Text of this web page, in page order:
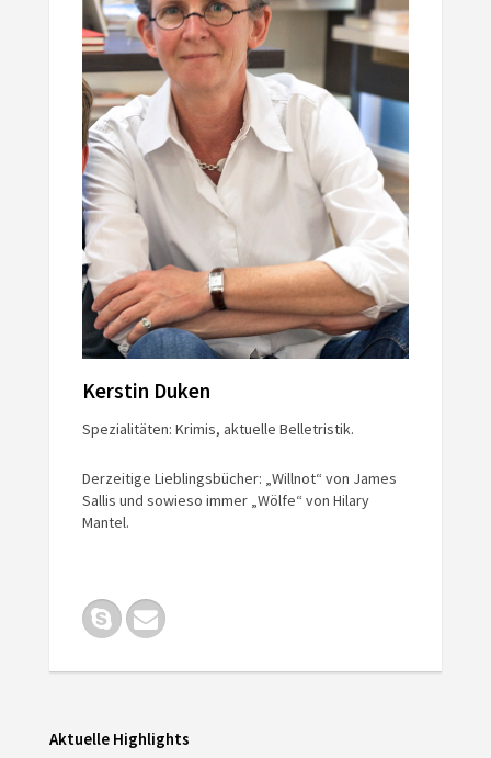
Kerstin Duken
Spezialitäten: Krimis, aktuelle Belletristik.
Derzeitige Lieblingsbücher: „Willnot“ von James
Sallis und sowieso immer „Wölfe“ von Hilary
Mantel.
Aktuelle Highlights